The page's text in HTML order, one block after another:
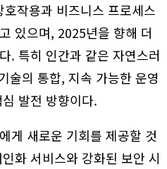
작용과 비즈니스 프로세스
있으며, 2025년을 향해 더
. 특히 인간과 같은 자연스러
술의 통합, 지속 가능한 운영
발전 방향이다.
게 새로운 기회를 제공할 것
화 서비스와 강화된 보안 시